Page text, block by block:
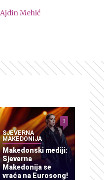
Ajdin Mehić
SJEVERNA
MAKEDONIJA
Makedonski mediji:
Sjeverna
Makedonija se
vraća na Eurosong!
3